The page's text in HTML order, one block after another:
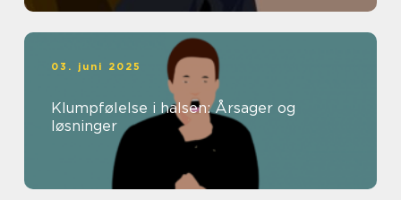
03. juni 2025
Klumpfølelse i halsen: Årsager og
løsninger